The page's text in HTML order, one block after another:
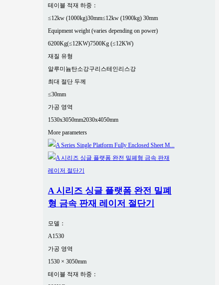
테이블 적재 하중：
≤12kw (1000kg)30mm≤12kw (1900kg) 30mm
Equipment weight (varies depending on power)
6200Kg(≤12KW)7500Kg (≤12KW)
재질 유형
알루미늄탄소강구리스테인리스강
최대 절단 두께
≤30mm
가공 영역
1530x3050mm2030x4050mm
More parameters
A 시리즈 싱글 플랫폼 완전 밀폐
형 금속 판재 레이저 절단기
모델：
A1530
가공 영역
1530 × 3050mm
테이블 적재 하중：